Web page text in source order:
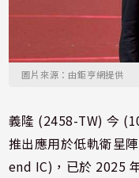
圖片來源：由鉅亨網提供
義隆 (2458-TW) 今
推出應用於低軌衛星
end IC)，已於 2025